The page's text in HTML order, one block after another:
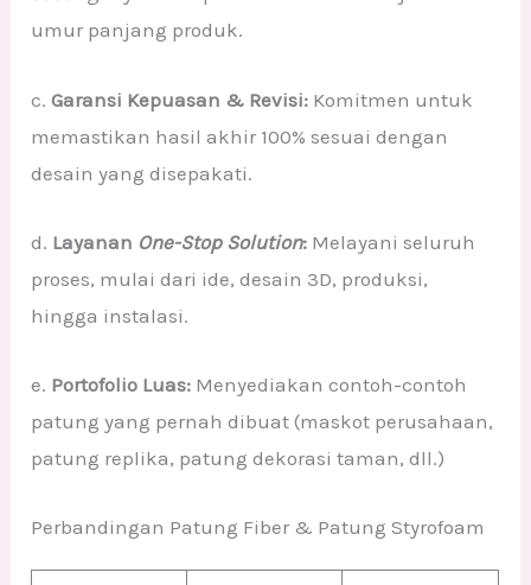
umur panjang produk.
c.Garansi Kepuasan & Revisi: Komitmen untuk
memastikan hasil akhir 100% sesuai dengan
desain yang disepakati.
d. Layanan One-Stop Solution: Melayani seluruh
proses, mulai dari ide, desain 3D, produksi,
hingga instalasi.
e. Portofolio Luas: Menyediakan contoh-contoh
patung yang pernah dibuat (maskot perusahaan,
patung replika, patung dekorasi taman, dll.)
Perbandingan Patung Fiber & Patung Styrofoam